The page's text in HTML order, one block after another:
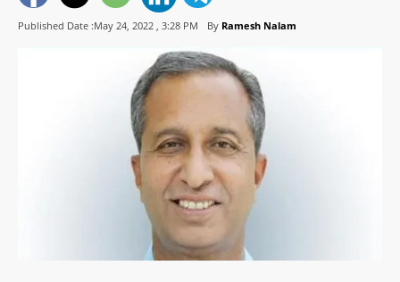
Published Date :May 24, 2022 , 3:28 PM By Ramesh Nalam